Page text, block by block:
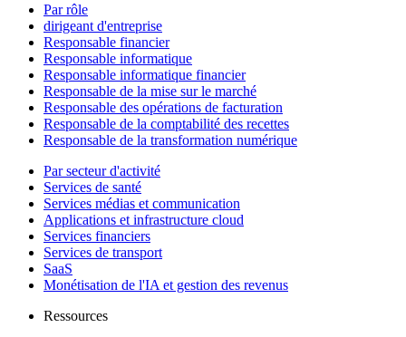
Par rôle
dirigeant d'entreprise
Responsable financier
Responsable informatique
Responsable informatique financier
Responsable de la mise sur le marché
Responsable des opérations de facturation
Responsable de la comptabilité des recettes
Responsable de la transformation numérique
Par secteur d'activité
Services de santé
Services médias et communication
Applications et infrastructure cloud
Services financiers
Services de transport
SaaS
Monétisation de l'IA et gestion des revenus
Ressources